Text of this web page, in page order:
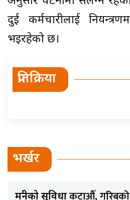
दुई कर्मचारीलाई
भइरहेको छ।
प्रतिक्रिया
भर्खर
मन्त्रीको सुविधा